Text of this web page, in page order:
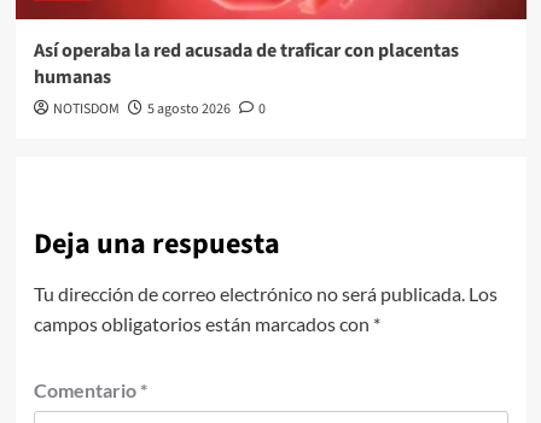
Así operaba la red acusada de traficar con placentas
humanas
NOTISDOM 5 agosto 2026 0
Deja una respuesta
Tu dirección de correo electrónico no será publicada. Los
campos obligatorios están marcados con *
Comentario *